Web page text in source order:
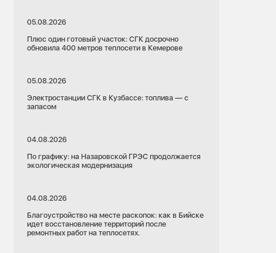
05.08.2026
Плюс один готовый участок: СГК досрочно
обновила 400 метров теплосети в Кемерове
05.08.2026
Электростанции СГК в Кузбассе: топлива — с
запасом
04.08.2026
По графику: на Назаровской ГРЭС продолжается
экологическая модернизация
04.08.2026
Благоустройство на месте раскопок: как в Бийске
идет восстановление территорий после
ремонтных работ на теплосетях.